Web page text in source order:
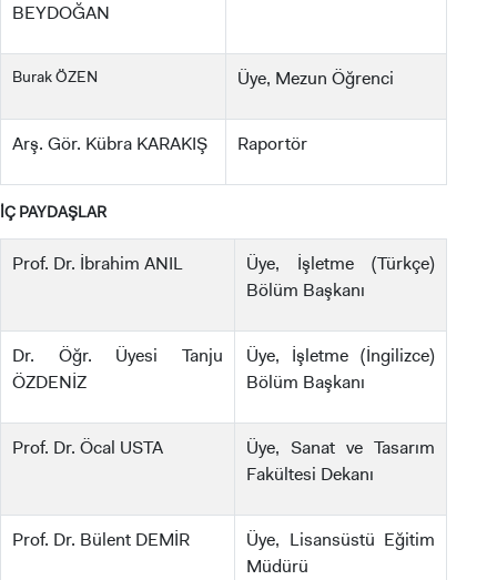
BEYDOĞAN
Burak ÖZEN Üye, Mezun Öğrenci
Arş. Gör. Kübra KARAKIŞ Raportör
İÇ PAYDAŞLAR
Prof. Dr. İbrahim ANIL
Üye, İşletme (Türkçe)
Bölüm Başkanı
Dr. Öğr. Üyesi Tanju
ÖZDENİZ
Üye, İşletme (İngilizce)
Bölüm Başkanı
Prof. Dr. Öcal USTA
Üye, Sanat ve Tasarım
Fakültesi Dekanı
Prof. Dr. Bülent DEMİR
Üye, Lisansüstü Eğitim
Müdürü